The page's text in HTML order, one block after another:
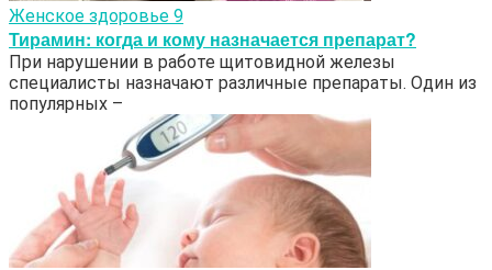
Женское здоровье 9
Тирамин: когда и кому назначается препарат?
При нарушении в работе щитовидной железы
специалисты назначают различные препараты. Один из
популярных –